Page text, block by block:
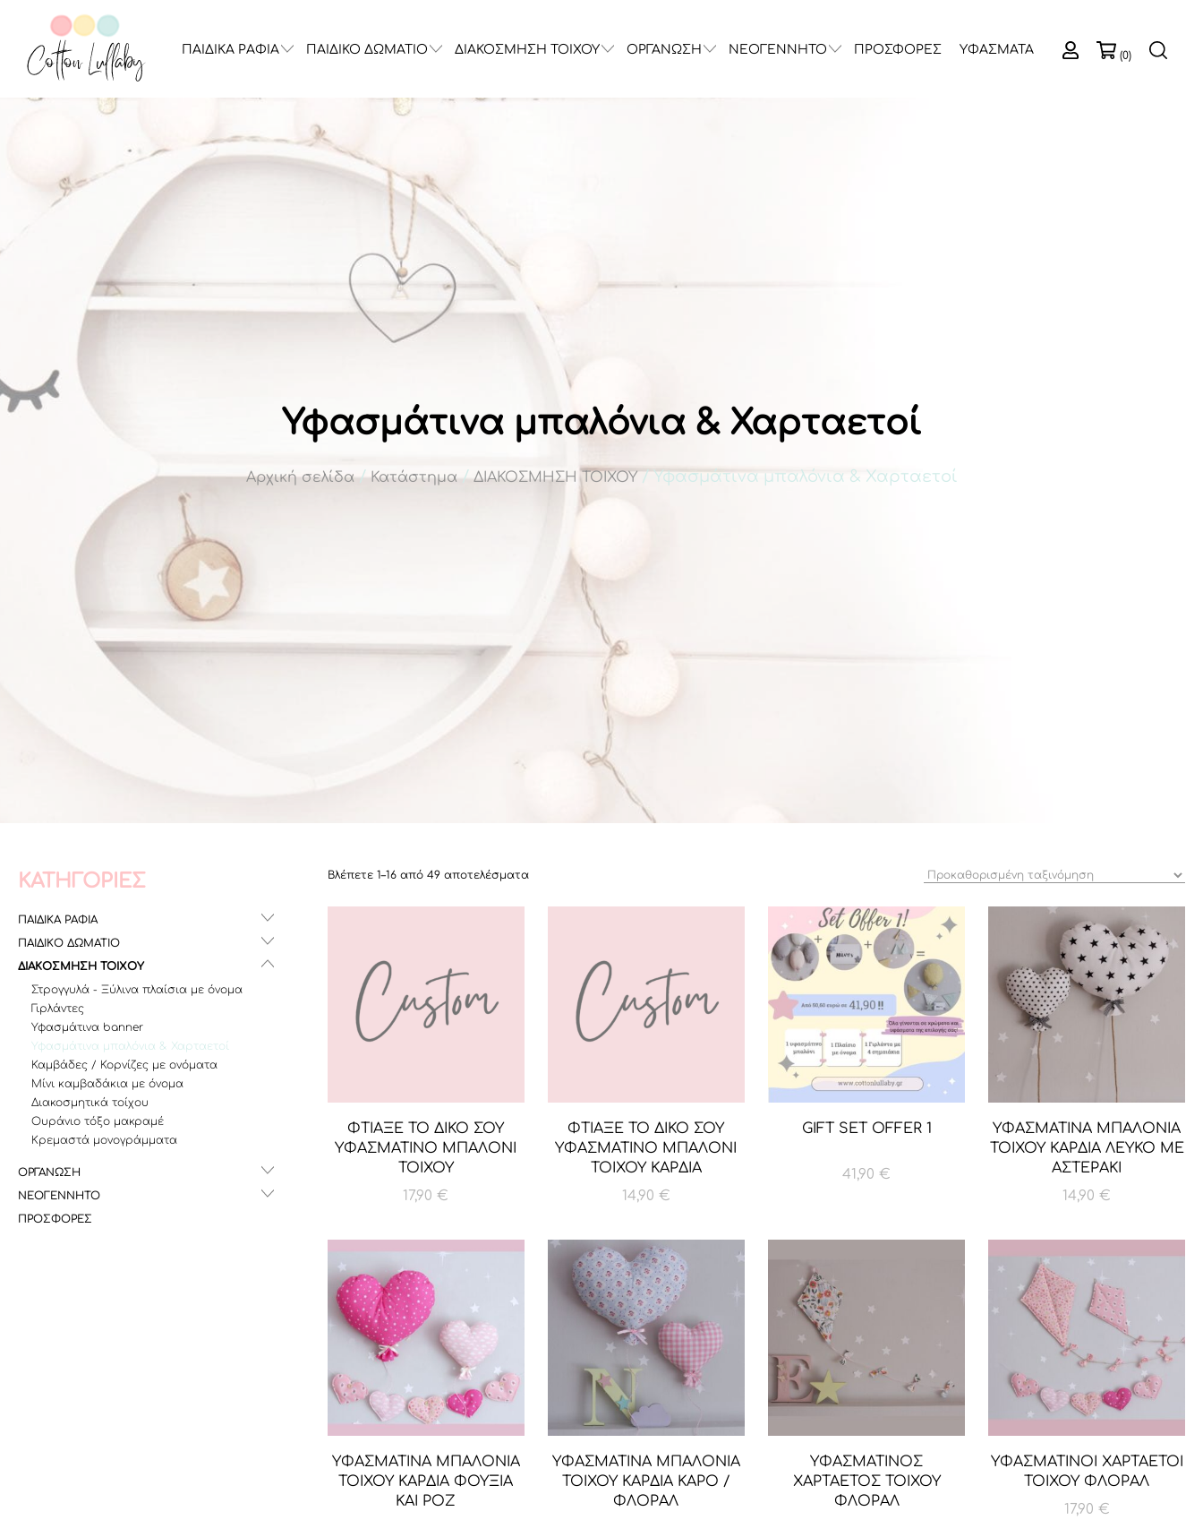
ΠΑΙΔΙΚΑ ΡΑΦΙΑ ΠΑΙΔΙΚΟ ΔΩΜΑΤΙΟ ΔΙΑΚΟΣΜΗΣΗ ΤΟΙΧΟΥ ΟΡΓΑΝΩΣΗ ΝΕΟΓΕΝΝΗΤΟ ΠΡΟΣΦΟΡΕΣ ΥΦΑΣΜΑΤΑ (0)
Υφασμάτινα μπαλόνια & Χαρταετοί
Αρχική σελίδα/Κατάστημα/ΔΙΑΚΟΣΜΗΣΗ ΤΟΙΧΟΥ/ Υφασμάτινα μπαλόνια & Χαρταετοί
ΚΑΤΗΓΟΡΙΕΣ
ΠΑΙΔΙΚΑ ΡΑΦΙΑ
ΠΑΙΔΙΚΟ ΔΩΜΑΤΙΟ
ΔΙΑΚΟΣΜΗΣΗ ΤΟΙΧΟΥ
Στρογγυλά - Ξύλινα πλαίσια με όνομα
Γιρλάντες
Υφασμάτινα banner
Υφασμάτινα μπαλόνια & Χαρταετοί
Καμβάδες / Κορνίζες με ονόματα
Μίνι καμβαδάκια με όνομα
Διακοσμητικά τοίχου
Ουράνιο τόξο μακραμέ
Κρεμαστά μονογράμματα
ΟΡΓΑΝΩΣΗ
ΝΕΟΓΕΝΝΗΤΟ
ΠΡΟΣΦΟΡΕΣ
Βλέπετε 1–16 από 49 αποτελέσματα
ΦΤΙΑΞΕ ΤΟ ΔΙΚΟ ΣΟΥ
ΥΦΑΣΜΑΤΙΝΟ ΜΠΑΛΟΝΙ
ΤΟΙΧΟΥ
17,90€
ΦΤΙΑΞΕ ΤΟ ΔΙΚΟ ΣΟΥ
ΥΦΑΣΜΑΤΙΝΟ ΜΠΑΛΟΝΙ
ΤΟΙΧΟΥ ΚΑΡΔΙΑ
14,90 €
GIFT SET OFFER 1
41,90€
ΥΦΑΣΜΑΤΙΝΑ ΜΠΑΛΟΝΙΑ
ΤΟΙΧΟΥ ΚΑΡΔΙΑ ΛΕΥΚΟ ΜΕ
ΑΣΤΕΡΑΚΙ
14,90€
ΥΦΑΣΜΑΤΙΝΑ ΜΠΑΛΟΝΙΑ
ΤΟΙΧΟΥ ΚΑΡΔΙΑ ΦΟΥΞΙΑ
ΚΑΙ ΡΟΖ
ΥΦΑΣΜΑΤΙΝΑ ΜΠΑΛΟΝΙΑ
ΤΟΙΧΟΥ ΚΑΡΔΙΑ ΚΑΡΟ /
ΦΛΟΡΑΛ
ΥΦΑΣΜΑΤΙΝΟΣ
ΧΑΡΤΑΕΤΟΣ ΤΟΙΧΟΥ
ΦΛΟΡΑΛ
ΥΦΑΣΜΑΤΙΝΟΙ ΧΑΡΤΑΕΤΟΙ
ΤΟΙΧΟΥ ΦΛΟΡΑΛ
17,90 €